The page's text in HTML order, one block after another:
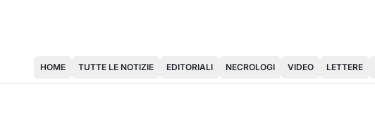
HOME TUTTE LE NOTIZIE EDITORIALI NECROLOGI VIDEO LETTERE